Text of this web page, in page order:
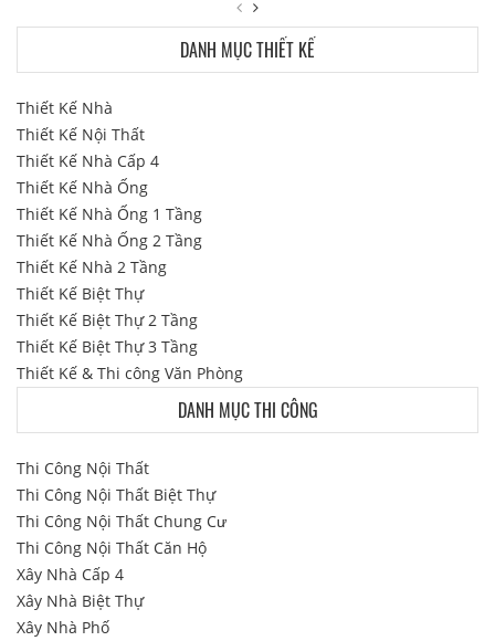
DANH MỤC THIẾT KẾ
Thiết Kế Nhà
Thiết Kế Nội Thất
Thiết Kế Nhà Cấp 4
Thiết Kế Nhà Ống
Thiết Kế Nhà Ống 1 Tầng
Thiết Kế Nhà Ống 2 Tầng
Thiết Kế Nhà 2 Tầng
Thiết Kế Biệt Thự
Thiết Kế Biệt Thự 2 Tầng
Thiết Kế Biệt Thự 3 Tầng
Thiết Kế & Thi công Văn Phòng
DANH MỤC THI CÔNG
Thi Công Nội Thất
Thi Công Nội Thất Biệt Thự
Thi Công Nội Thất Chung Cư
Thi Công Nội Thất Căn Hộ
Xây Nhà Cấp 4
Xây Nhà Biệt Thự
Xây Nhà Phố